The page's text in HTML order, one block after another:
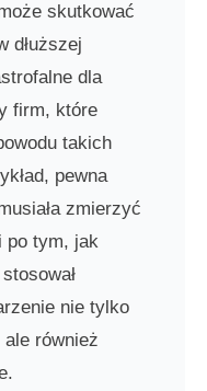
skutkować
dłuższej
dla
firm, które
takich
pewna
zmierzyć
po tym, jak
nie tylko
również